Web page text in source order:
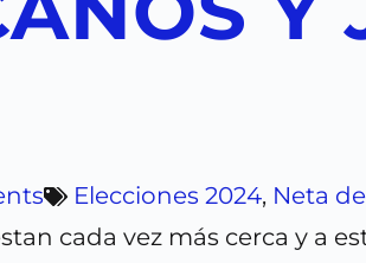
Elecciones 2024, Neta
cada vez más cerca y a